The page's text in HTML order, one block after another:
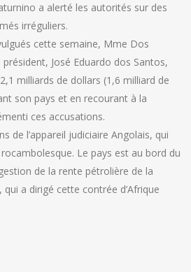
a alerté les autorités sur des
irréguliers.
cette semaine, Mme Dos
président, José Eduardo dos Santos,
milliards de dollars (1,6 milliard de
son pays et en recourant à la
ces accusations.
de l’appareil judiciaire Angolais, qui
Le pays est au bord du
de la rente pétrolière de la
qui a dirigé cette contrée d’Afrique